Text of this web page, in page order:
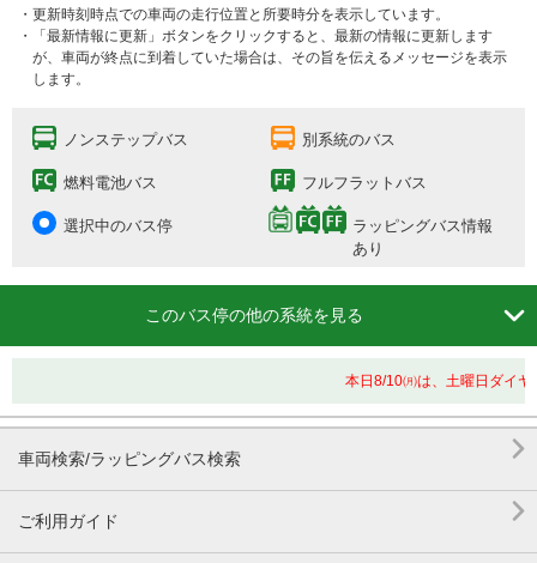
・更新時刻時点での車両の走行位置と所要時分を表示しています。
・「最新情報に更新」ボタンをクリックすると、最新の情報に更新します
が、車両が終点に到着していた場合は、その旨を伝えるメッセージを表示
します。
ノンステップバス 別系統のバス
燃料電池バス フルフラットバス
選択中のバス停
ラッピングバス情報
あり
このバス停の他の系統を見る 
本日8/10㈪は、土曜日ダイヤ
車両検索/ラッピングバス検索 
ご利用ガイド
